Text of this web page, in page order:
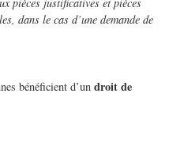
pièces justificatives et pièces
dans le cas d’une demande de
bénéficient d’un droit de